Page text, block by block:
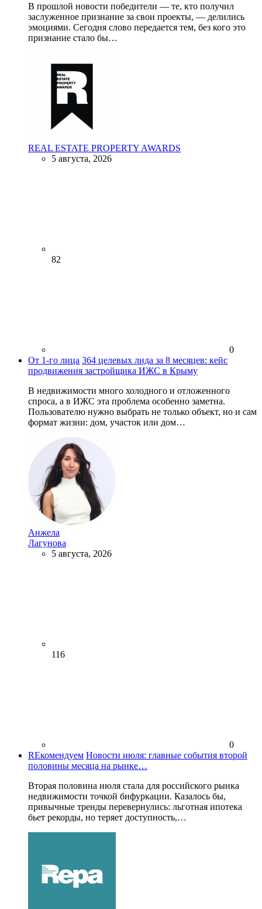
В прошлой новости победители — те, кто получил
заслуженное признание за свои проекты, — делились
эмоциями. Сегодня слово передается тем, без кого это
признание стало бы…
REAL ESTATE PROPERTY AWARDS
5 августа, 2026
82
0
От 1-го лица 364 целевых лида за 8 месяцев: кейс
продвижения застройщика ИЖС в Крыму
В недвижимости много холодного и отложенного
спроса, а в ИЖС эта проблема особенно заметна.
Пользователю нужно выбрать не только объект, но и сам
формат жизни: дом, участок или дом…
Анжела
Лагунова
5 августа, 2026
116
0
REкомендуем Новости июля: главные события второй
половины месяца на рынке…
Вторая половина июля стала для российского рынка
недвижимости точкой бифуркации. Казалось бы,
привычные тренды перевернулись: льготная ипотека
бьет рекорды, но теряет доступность,…